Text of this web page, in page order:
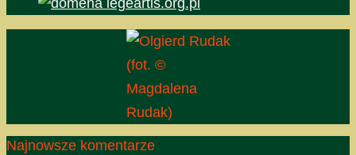
(fot. ©
Magdalena
Rudak)
Najnowsze komentarze